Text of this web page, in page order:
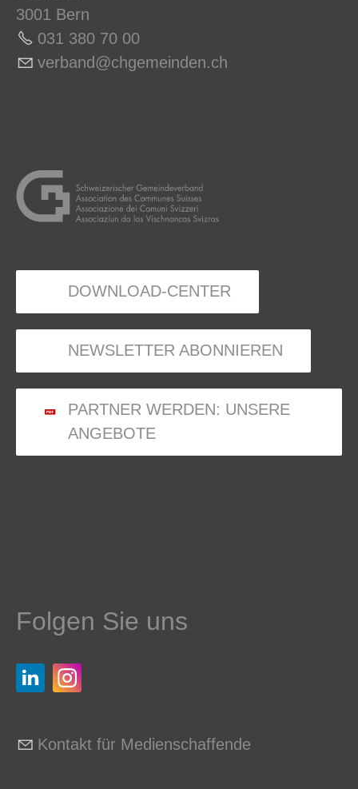
3001 Bern
031 380 70 00
v rb nd chg m nd n ch
DOWNLOAD-CENTER
NEWSLETTER ABONNIEREN
PARTNER WERDEN: UNSERE
ANGEBOTE
Folgen Sie uns
Kontakt für Medienschaffende